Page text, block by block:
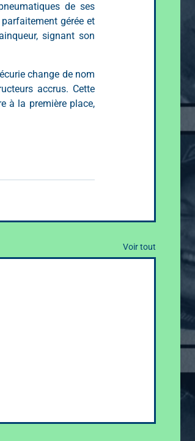
de ses
gérée et
signant son
change de nom
accrus. Cette
à la première place,
Voir tout